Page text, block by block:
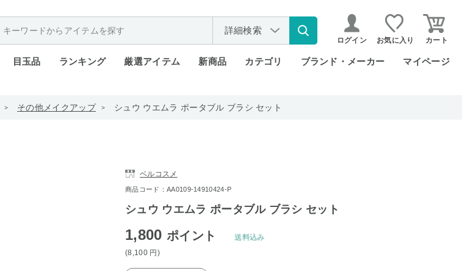
詳細検索
ログイン お気に入り カート
目玉品 ランキング 厳選アイテム 新商品 カテゴリ ブランド・メーカー マイページ
その他メイクアップ シュウ ウエムラ ポータブル ブラシ セット
ベルコスメ
商品コード：AA0109-14910424-P
シュウ ウエムラ ポータブル ブラシ セット
1,800 ポイント
(8,100 円 )
送料込み